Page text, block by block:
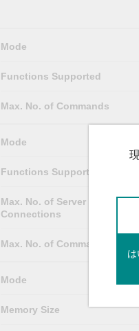
Mode
Functions Supported
Max. No. of Commands
Mode
Functions Supported
Max. No. of Server
Connections
Max. No. of Commands
Mode
Memory Size